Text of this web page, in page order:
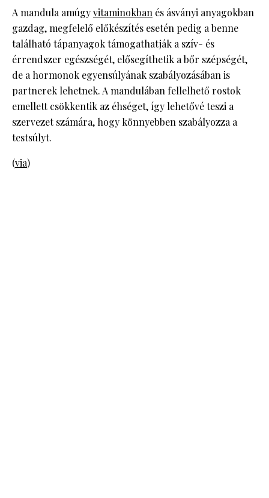
A mandula amúgyvitaminokban és ásványi anyagokban
gazdag, megfelelő előkészítés esetén pedig a benne
található tápanyagok támogathatják a szív- és
érrendszer egészségét, elősegíthetik a bőr szépségét,
de a hormonok egyensúlyának szabályozásában is
partnerek lehetnek. A mandulában fellelhető rostok
emellett csökkentik az éhséget, így lehetővé teszi a
szervezet számára, hogy könnyebben szabályozza a
testsúlyt.
(via)